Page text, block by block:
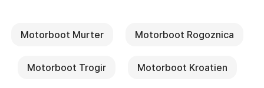
Motorboot Murter Motorboot Rogoznica
Motorboot Trogir Motorboot Kroatien